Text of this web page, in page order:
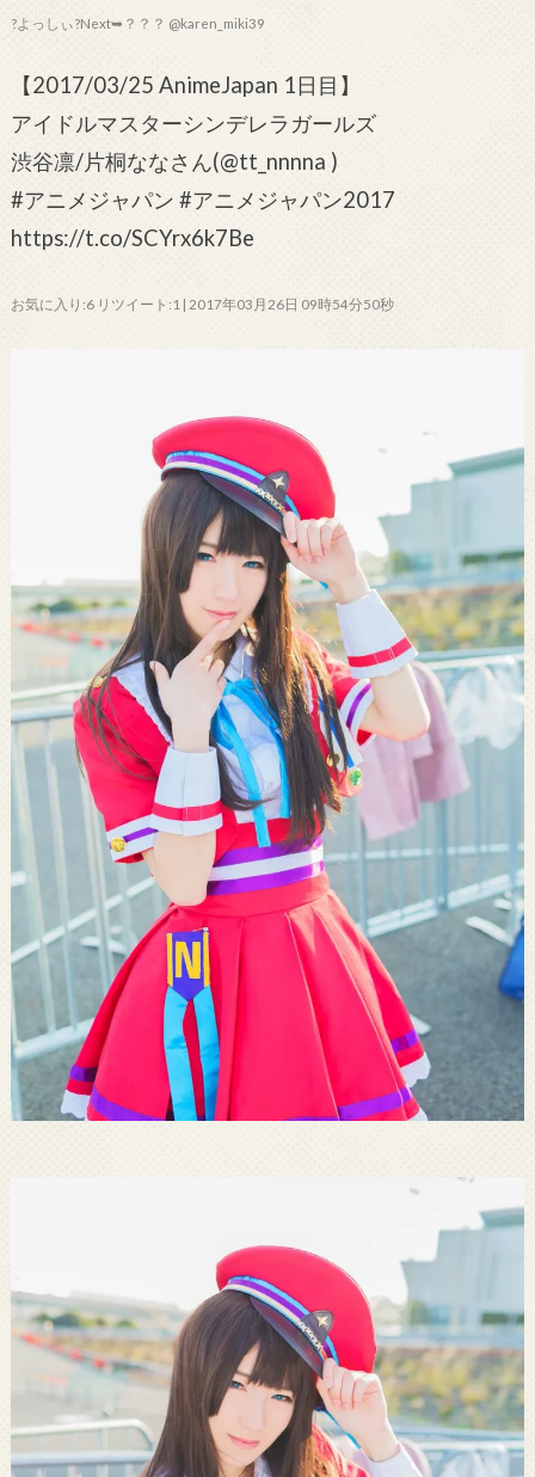
?よっしぃ?Next➥？？？ @karen_miki39
【2017/03/25 AnimeJapan 1日目】
アイドルマスターシンデレラガールズ
渋谷凛/片桐ななさん(@tt_nnnna )
#アニメジャパン #アニメジャパン2017
https://t.co/SCYrx6k7Be
お気に入り:6 リツイート:1 | 2017年03月26日 09時54分50秒